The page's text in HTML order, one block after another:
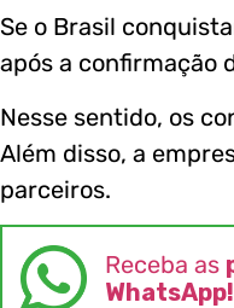
Se o Brasil
após a confirmação
Nesse sentido, os
Além disso, a
parceiros.
Receba as
WhatsApp!